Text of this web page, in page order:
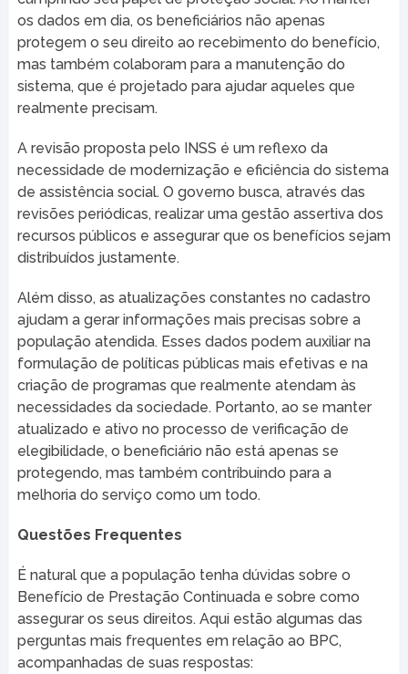
os dados em dia, os beneficiários não apenas
protegem o seu direito ao recebimento do benefício,
mas também colaboram para a manutenção do
sistema, que é projetado para ajudar aqueles que
realmente precisam.
A revisão proposta pelo INSS é um reflexo da
necessidade de modernização e eficiência do sistema
de assistência social. O governo busca, através das
revisões periódicas, realizar uma gestão assertiva dos
recursos públicos e assegurar que os benefícios sejam
distribuídos justamente.
Além disso, as atualizações constantes no cadastro
ajudam a gerar informações mais precisas sobre a
população atendida. Esses dados podem auxiliar na
formulação de políticas públicas mais efetivas e na
criação de programas que realmente atendam às
necessidades da sociedade. Portanto, ao se manter
atualizado e ativo no processo de verificação de
elegibilidade, o beneficiário não está apenas se
protegendo, mas também contribuindo para a
melhoria do serviço como um todo.
Questões Frequentes
É natural que a população tenha dúvidas sobre o
Benefício de Prestação Continuada e sobre como
assegurar os seus direitos. Aqui estão algumas das
perguntas mais frequentes em relação ao BPC,
acompanhadas de suas respostas: